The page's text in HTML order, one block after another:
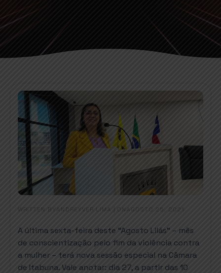
WRITTEN BY ANDREYVER LIMA ON AGOSTO 25, 2021
A última sexta-feira deste “Agosto Lilás” – mês
de conscientização pelo fim da violência contra
a mulher – terá nova sessão especial na Câmara
de Itabuna. Vale anotar: dia 27, a partir das 10